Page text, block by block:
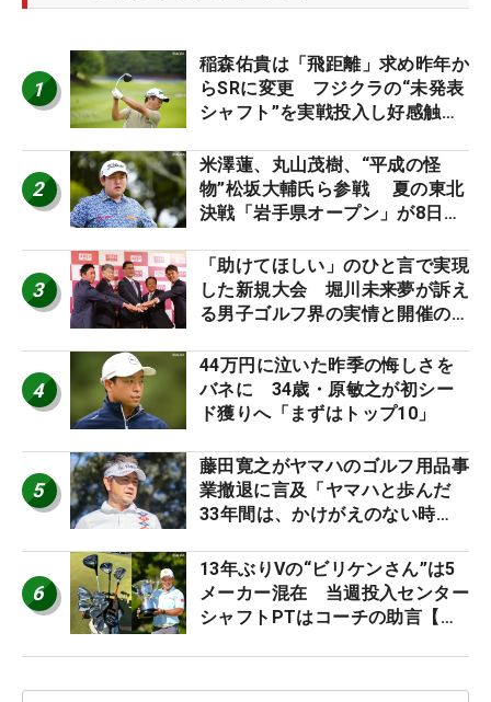
1
稲森佑貴は「飛距離」求め昨年か
らSRに変更 フジクラの“未発表
シャフト”を実戦投入し好感触
ーのヒトネタ！】
2
米澤蓮、丸山茂樹、“平成の怪
物”松坂大輔氏ら参戦 夏の東北
決戦「岩手県オープン」が8日開
3
「助けてほしい」のひと言で実現
した新規大会 堀川未来夢が訴え
る男子ゴルフ界の実情と開催の舞
4
44万円に泣いた昨季の悔しさを
バネに 34歳・原敏之が初シー
ド獲りへ「まずはトップ10」
5
藤田寛之がヤマハのゴルフ用品事
業撤退に言及「ヤマハと歩んだ
33年間は、かけがえのない時
6
13年ぶりVの“ビリケンさん”は5
メーカー混在 当週投入センター
シャフトPTはコーチの助言【勝